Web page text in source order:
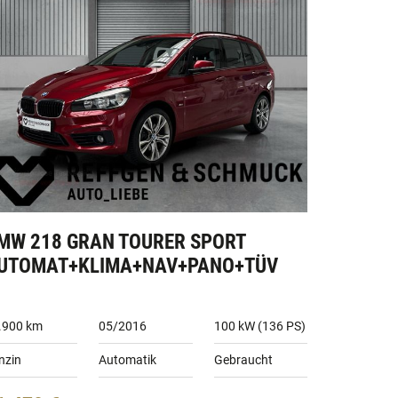
218 GRAN TOURER SPORT
km 05/2016 100 kW (136 PS)
Automatik Gebraucht